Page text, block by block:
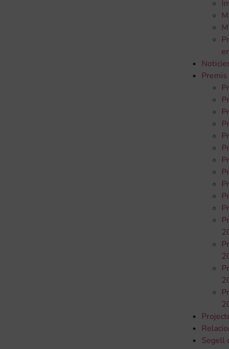
Premis
Segell